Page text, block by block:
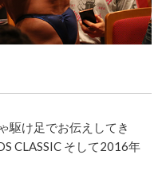
駆け足でお伝えしてき
CLASSICそして2016年